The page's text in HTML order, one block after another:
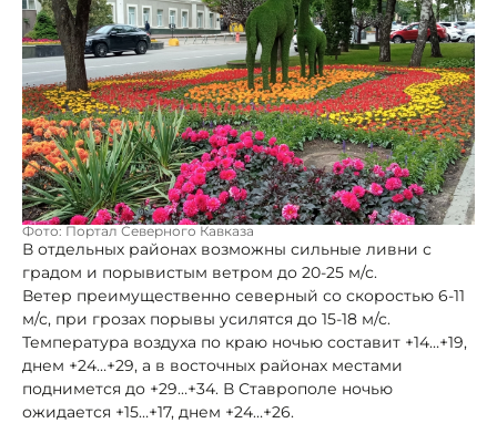
Фото: Портал Северного Кавказа
В отдельных районах возможны сильные ливни с
градом и порывистым ветром до 20-25 м/с.
Ветер преимущественно северный со скоростью 6-11
м/с, при грозах порывы усилятся до 15-18 м/с.
Температура воздуха по краю ночью составит +14…+19,
днем +24…+29, а в восточных районах местами
поднимется до +29…+34. В Ставрополе ночью
ожидается +15…+17, днем +24…+26.